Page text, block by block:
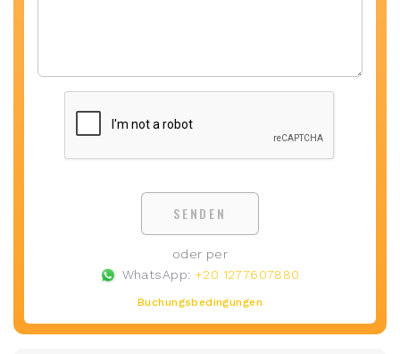
SENDEN
oder per
WhatsApp: +20 1277607880
Buchungsbedingungen